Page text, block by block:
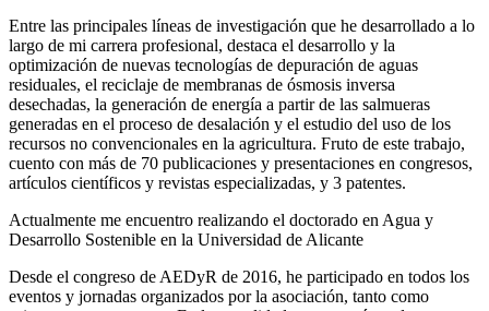
Entre las principales líneas de investigación que he desarrollado a lo
largo de mi carrera profesional, destaca el desarrollo y la
optimización de nuevas tecnologías de depuración de aguas
residuales, el reciclaje de membranas de ósmosis inversa
desechadas, la generación de energía a partir de las salmueras
generadas en el proceso de desalación y el estudio del uso de los
recursos no convencionales en la agricultura. Fruto de este trabajo,
cuento con más de 70 publicaciones y presentaciones en congresos,
artículos científicos y revistas especializadas, y 3 patentes.
Actualmente me encuentro realizando el doctorado en Agua y
Desarrollo Sostenible en la Universidad de Alicante
Desde el congreso de AEDyR de 2016, he participado en todos los
eventos y jornadas organizados por la asociación, tanto como